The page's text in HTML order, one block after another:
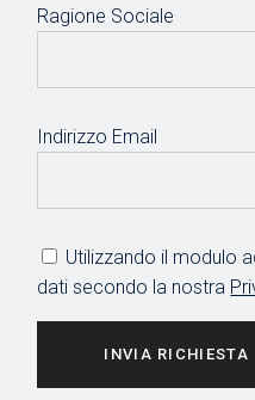
Ragione Sociale
Indirizzo Email
Utilizzando il modulo
dati secondo la nostra
INVIA RICHIESTA